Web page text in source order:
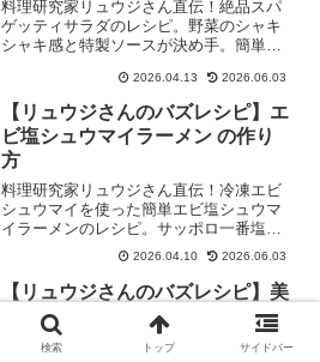
料理研究家リュウジさん直伝！絶品スパ
ゲッティサラダのレシピ。野菜のシャキ
シャキ感と特製ソースが決め手。簡単で
2026.04.13 2026.06.03
【リュウジさんのバズレシピ】エ
ビ塩シュウマイラーメン の作り
方
料理研究家リュウジさん直伝！冷凍エビ
シュウマイを使った簡単エビ塩シュウマ
イラーメンのレシピ。サッポロ一番塩ラ
ーメンをアレンジ。2026.04.10 2026.06.03
【リュウジさんのバズレシピ】美
酒鍋の作り方
料理研究家リュウジさん直伝の美酒鍋レ
検索 トップ サイドバー